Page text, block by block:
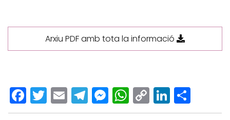
Arxiu PDF amb tota la informació
Facebook
Twitter
EmailTelegram
Messenger
WhatsApp
Copy
Link